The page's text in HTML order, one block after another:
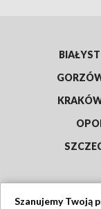
Szanujemy Twoją